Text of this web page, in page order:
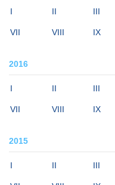
I II III
VII VIII IX
2016
I II III
VII VIII IX
2015
I II III